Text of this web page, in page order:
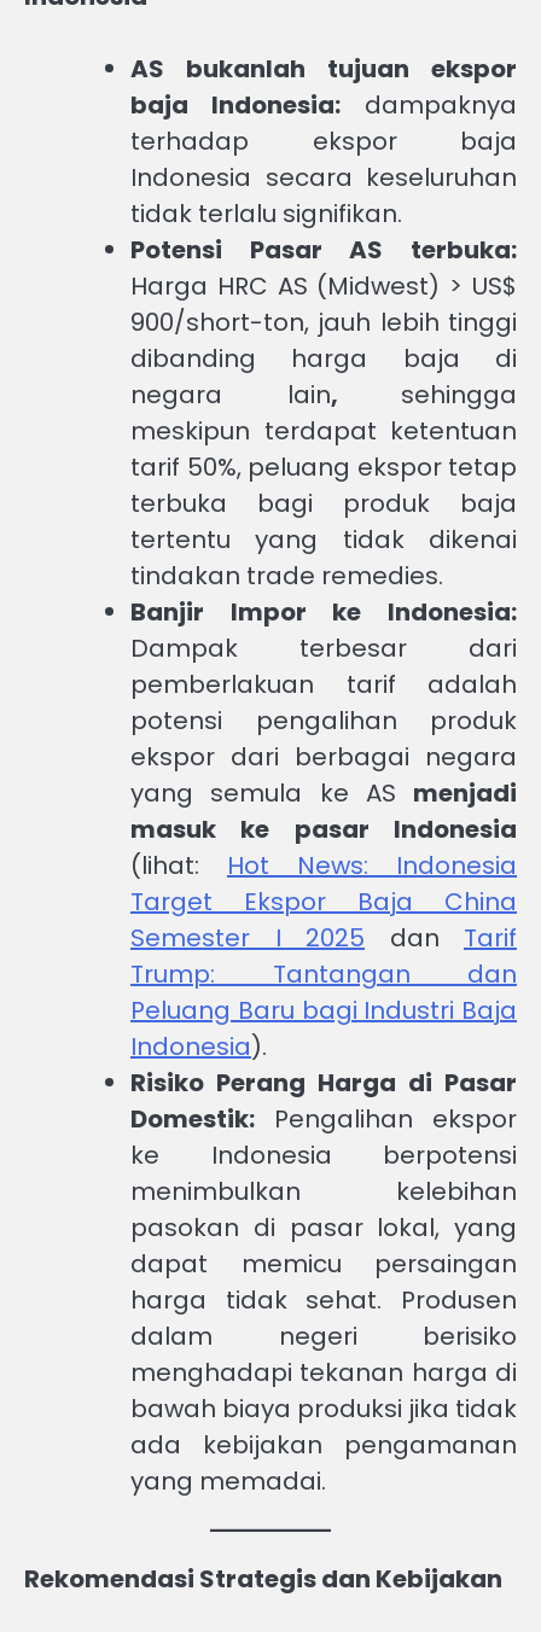
AS bukanlah tujuan ekspor
baja Indonesia: dampaknya
terhadap ekspor baja
Indonesia secara keseluruhan
tidak terlalu signifikan.
Potensi Pasar AS terbuka:
Harga HRC AS (Midwest) > US$
900/short-ton, jauh lebih tinggi
dibanding harga baja di
negara lain, sehingga
meskipun terdapat ketentuan
tarif 50%, peluang ekspor tetap
terbuka bagi produk baja
tertentu yang tidak dikenai
tindakan trade remedies.
Banjir Impor ke Indonesia:
Dampak terbesar dari
pemberlakuan tarif adalah
potensi pengalihan produk
ekspor dari berbagai negara
yang semula ke AS menjadi
masuk ke pasar Indonesia
(lihat: Hot News: Indonesia
Target Ekspor Baja China
Semester I 2025 dan Tarif
Trump: Tantangan dan
Peluang Baru bagi Industri Baja
Indonesia).
Risiko Perang Harga di Pasar
Domestik: Pengalihan ekspor
ke Indonesia berpotensi
menimbulkan kelebihan
pasokan di pasar lokal, yang
dapat memicu persaingan
harga tidak sehat. Produsen
dalam negeri berisiko
menghadapi tekanan harga di
bawah biaya produksi jika tidak
ada kebijakan pengamanan
yang memadai.
Rekomendasi Strategis dan Kebijakan